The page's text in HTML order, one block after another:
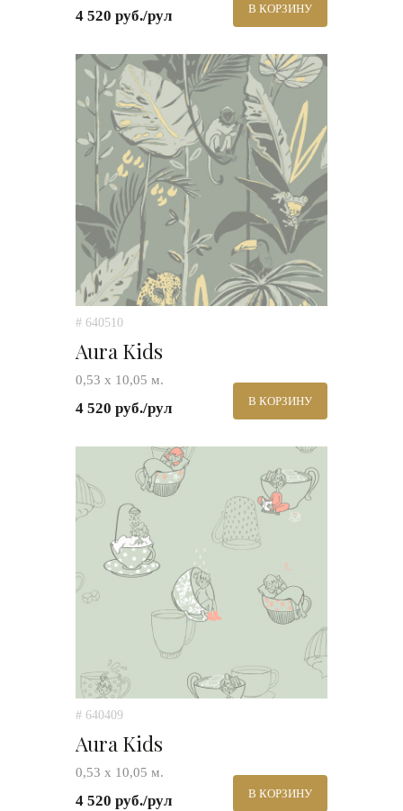
4 520 руб./рул В КОРЗИНУ
# 640510
Aura Kids
0,53 х 10,05 м.
4 520 руб./рул В КОРЗИНУ
# 640409
Aura Kids
0,53 х 10,05 м.
4 520 руб./рул В КОРЗИНУ